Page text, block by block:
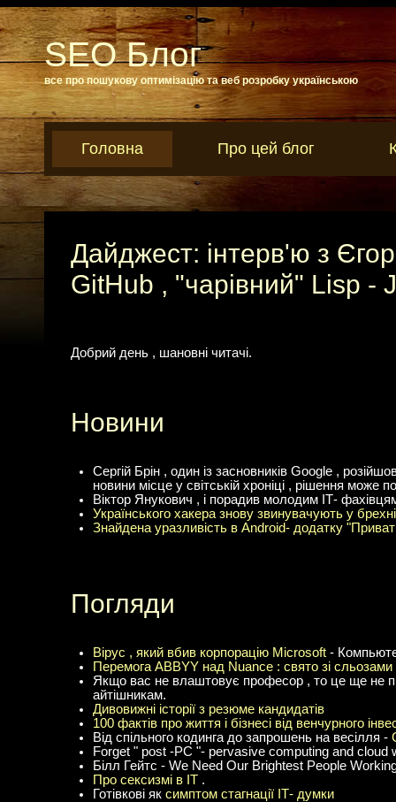
SEO Блог
все про пошукову оптимізацію та веб розробку українською
Головна Про цей блог
Дайджест: інтерв'ю з
GitHub , "чарівний" Lisp -
Добрий день , шановні читачі.
Новини
Сергій Брін , один із засновників Google ,
новини місце у світській хроніці , рішення може
Віктор Янукович , і порадив молодим ІТ-
Українського хакера знову звинувачують у брехні
Знайдена уразливість в Android- додатку
Погляди
Вірус , який вбив корпорацію Microsoft -
Перемога ABBYY над Nuance : свято зі сльозами
Якщо вас не влаштовує професор , то це ще не
айтішникам.
Дивовижні історії з резюме кандидатів
100 фактів про життя і бізнесі від венчурного
Від спільного кодинга до запрошень на весілля -
Forget " post -PC "- pervasive computing and cloud
Білл Гейтс - We Need Our Brightest People
Про сексизмі в ІТ .
Готівкові як симптом стагнації ІТ- думки